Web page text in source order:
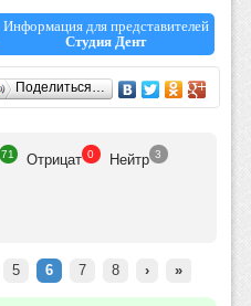
Информация для представителей
Студия Дент
Поделиться…
71 Отрицат 0 Нейтр 3
5 6 7 8 › »